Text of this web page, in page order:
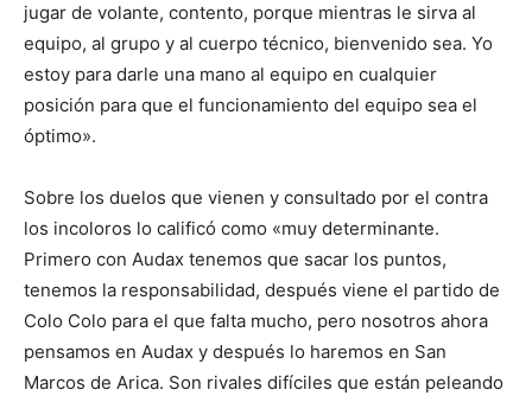
jugar de volante, contento, porque mientras le sirva al
equipo, al grupo y al cuerpo técnico, bienvenido sea. Yo
estoy para darle una mano al equipo en cualquier
posición para que el funcionamiento del equipo sea el
óptimo».
Sobre los duelos que vienen y consultado por el contra
los incoloros lo calificó como «muy determinante.
Primero con Audax tenemos que sacar los puntos,
tenemos la responsabilidad, después viene el partido de
Colo Colo para el que falta mucho, pero nosotros ahora
pensamos en Audax y después lo haremos en San
Marcos de Arica. Son rivales difíciles que están peleando